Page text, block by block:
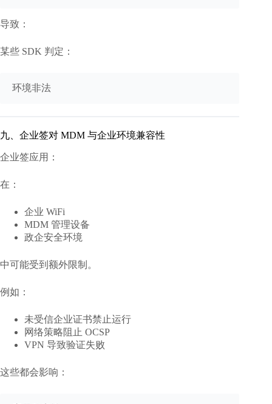
导致：
某些 SDK 判定：
九、企业签对 MDM 与企业环境兼容性
企业签应用：
在：
企业 WiFi
MDM 管理设备
政企安全环境
中可能受到额外限制。
例如：
未受信企业证书禁止运行
网络策略阻止 OCSP
VPN 导致验证失败
这些都会影响：